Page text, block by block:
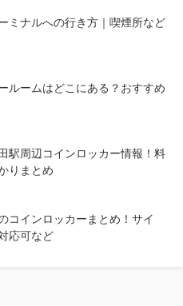
ミナルへの行き方｜喫煙所など
ルームはどこにある？おすすめ
駅周辺コインロッカー情報！料
りまとめ
コインロッカーまとめ！サイ
応可など